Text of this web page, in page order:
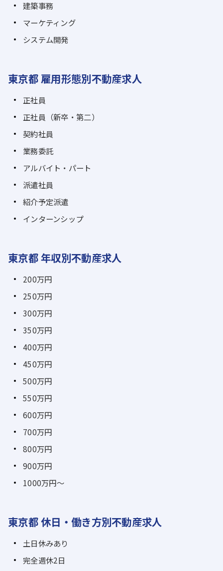
建築事務
マーケティング
システム開発
東京都 雇用形態別不動産求人
正社員
正社員（新卒・第二）
契約社員
業務委託
アルバイト・パート
派遣社員
紹介予定派遣
インターンシップ
東京都 年収別不動産求人
200万円
250万円
300万円
350万円
400万円
450万円
500万円
550万円
600万円
700万円
800万円
900万円
1000万円～
東京都 休日・働き方別不動産求人
土日休みあり
完全週休2日